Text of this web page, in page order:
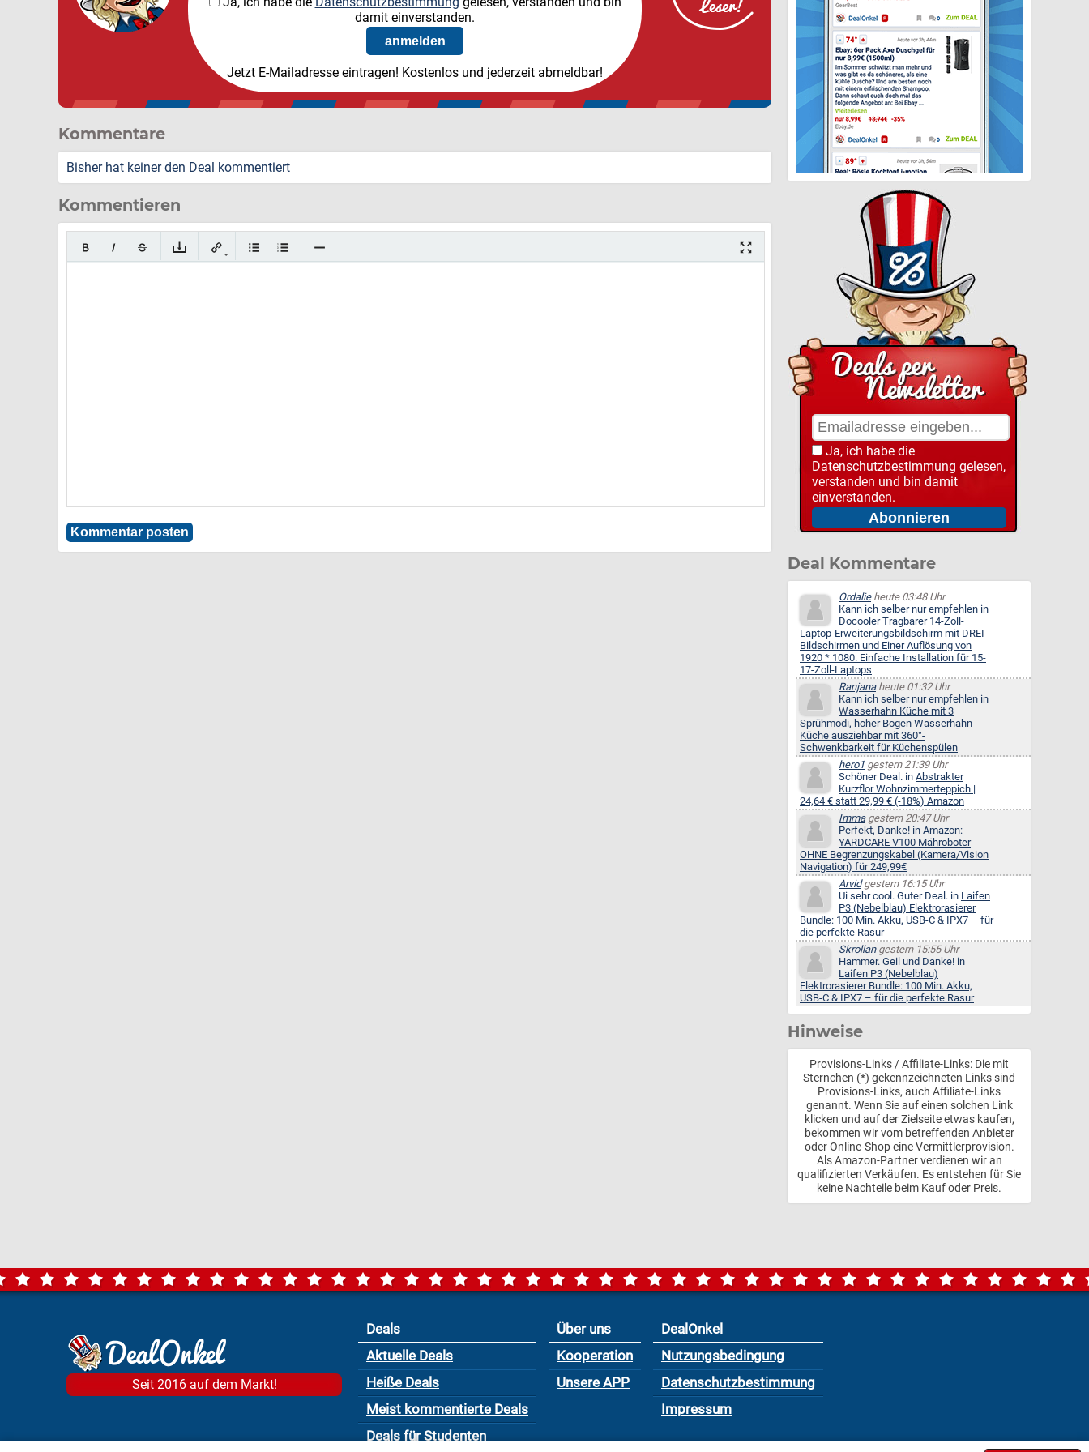
damit einverstanden.
Jetzt E-Mailadresse eintragen! Kostenlos und jederzeit abmeldbar!
Kommentare
Bisher hat keiner den Deal kommentiert
Kommentieren
Ja, ich habe die
Datenschutzbestimmung gelesen,
verstanden und bin damit
einverstanden.
Deal Kommentare
Ordalieheute 03:48 Uhr
Kann ich selber nur empfehlen in
Docooler Tragbarer 14-Zoll-
Laptop-Erweiterungsbildschirm mit DREI
Bildschirmen und Einer Auflösung von
1920 * 1080. Einfache Installation für 15-
17-Zoll-Laptops
Ranjanaheute 01:32 Uhr
Kann ich selber nur empfehlen in
Wasserhahn Küche mit 3
Sprühmodi, hoher Bogen Wasserhahn
Küche ausziehbar mit 360°-
Schwenkbarkeit für Küchenspülen
hero1 gestern 21:39 Uhr
Schöner Deal. in Abstrakter
Kurzflor Wohnzimmerteppich |
24,64 € statt 29,99 € (-18%) Amazon
Immagestern 20:47 Uhr
Perfekt, Danke! in Amazon:
YARDCARE V100 Mähroboter
OHNE Begrenzungskabel (Kamera/Vision
Navigation) für 249,99€
Arvidgestern 16:15 Uhr
Ui sehr cool. Guter Deal. in Laifen
P3 (Nebelblau) Elektrorasierer
Bundle: 100 Min. Akku, USB-C & IPX7 – für
die perfekte Rasur
Skrollangestern 15:55 Uhr
Hammer. Geil und Danke! in
Laifen P3 (Nebelblau)
Elektrorasierer Bundle: 100 Min. Akku,
USB-C & IPX7 – für die perfekte Rasur
Hinweise
Provisions-Links / Affiliate-Links: Die mit
Sternchen (*) gekennzeichneten Links sind
Provisions-Links, auch Affiliate-Links
genannt. Wenn Sie auf einen solchen Link
klicken und auf der Zielseite etwas kaufen,
bekommen wir vom betreffenden Anbieter
oder Online-Shop eine Vermittlerprovision.
Als Amazon-Partner verdienen wir an
qualifizierten Verkäufen. Es entstehen für Sie
keine Nachteile beim Kauf oder Preis.
Seit 2016 auf dem Markt!
Deals
Aktuelle Deals
Heiße Deals
Meist kommentierte Deals
Deals für Studenten
Über uns
Kooperation
Unsere APP
DealOnkel
Nutzungsbedingung
Datenschutzbestimmung
Impressum